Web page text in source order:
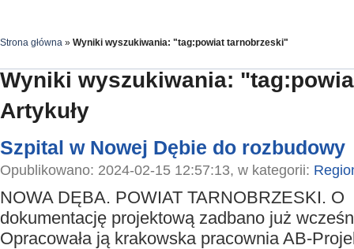
Strona główna » Wyniki wyszukiwania: "tag:powiat tarnobrzeski"
Wyniki wyszukiwania:
Artykuły
Szpital w Nowej Dębie do rozbudowy
Opublikowano: 2024-02-15 12:57:13, w kategorii:
NOWA DĘBA. POWIAT TARNOBRZESKI. O
dokumentację projektową zadbano już
Opracowała ją krakowska pracownia AB-